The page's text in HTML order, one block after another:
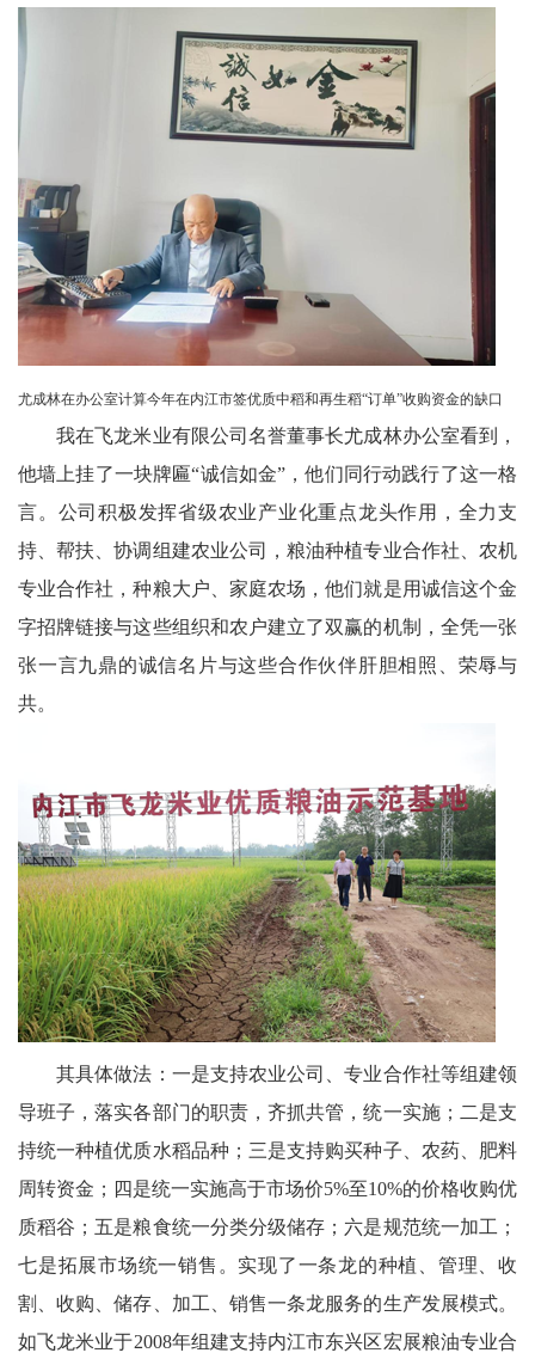
尤成林在办公室计算今年在内江市签优质中稻和再生稻“订单”收购资金的缺口
我在飞龙米业有限公司名誉董事长尤成林办公室看到，
他墙上挂了一块牌匾“诚信如金”，他们同行动践行了这一格
言。公司积极发挥省级农业产业化重点龙头作用，全力支
持、帮扶、协调组建农业公司，粮油种植专业合作社、农机
专业合作社，种粮大户、家庭农场，他们就是用诚信这个金
字招牌链接与这些组织和农户建立了双赢的机制，全凭一张
张一言九鼎的诚信名片与这些合作伙伴肝胆相照、荣辱与
共。
其具体做法：一是支持农业公司、专业合作社等组建领
导班子，落实各部门的职责，齐抓共管，统一实施；二是支
持统一种植优质水稻品种；三是支持购买种子、农药、肥料
周转资金；四是统一实施高于市场价5%至10%的价格收购优
质稻谷；五是粮食统一分类分级储存；六是规范统一加工；
七是拓展市场统一销售。实现了一条龙的种植、管理、收
割、收购、储存、加工、销售一条龙服务的生产发展模式。
如飞龙米业于2008年组建支持内江市东兴区宏展粮油专业合